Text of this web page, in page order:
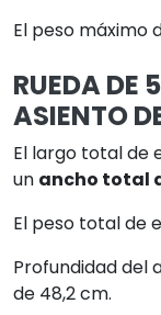
El peso máximo
RUEDA DE
ASIENTO
El largo total de
un ancho total
El peso total de
Profundidad del
de 48,2 cm.